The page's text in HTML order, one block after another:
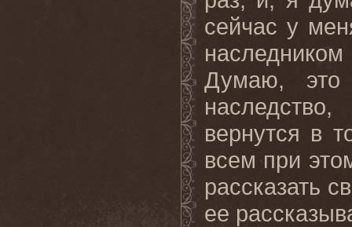
сейчас у
Думаю, это
вернутся в
всем при
рассказать
ее